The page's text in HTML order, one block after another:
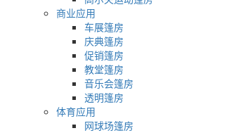
商业应用
车展篷房
庆典篷房
促销篷房
教堂篷房
音乐会篷房
透明篷房
体育应用
网球场篷房